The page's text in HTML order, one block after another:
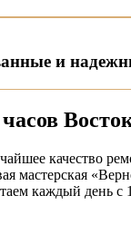
и
качество
мастерская
каждый день с